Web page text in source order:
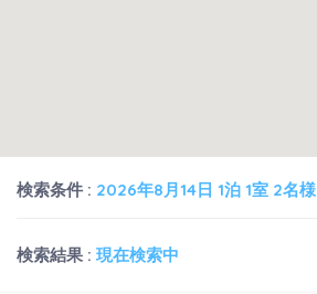
検索条件 : 2026年8月14日 1泊 1室 2名様
検索結果 : 現在検索中